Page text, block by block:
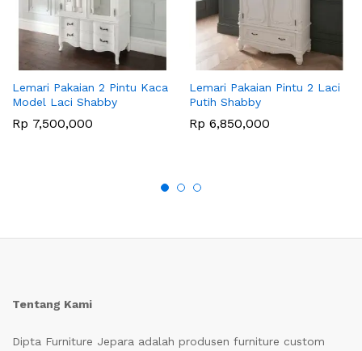
Lemari Pakaian 2 Pintu Kaca
Model Laci Shabby
Rp 7,500,000
Lemari Pakaian Pintu 2 Laci
Putih Shabby
Rp 6,850,000
Tentang Kami
Dipta Furniture Jepara adalah produsen furniture custom